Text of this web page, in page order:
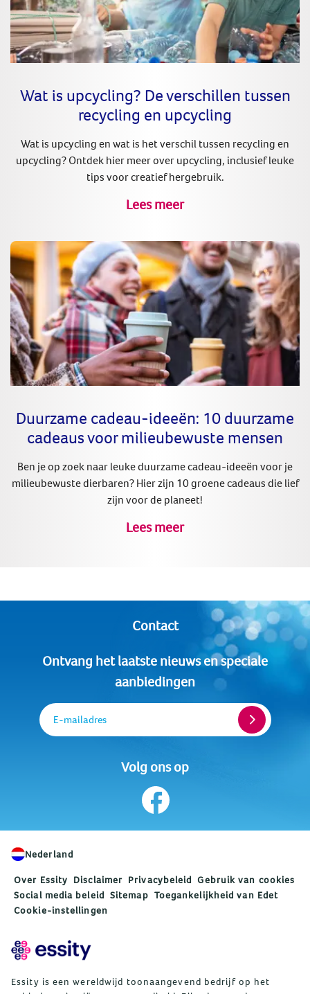
Wat is upcycling? De verschillen tussen
recycling en upcycling
Wat is upcycling en wat is het verschil tussen recycling en
upcycling? Ontdek hier meer over upcycling, inclusief leuke
tips voor creatief hergebruik.
Lees meer
Duurzame cadeau-ideeën: 10 duurzame
cadeaus voor milieubewuste mensen
Ben je op zoek naar leuke duurzame cadeau-ideeën voor je
milieubewuste dierbaren? Hier zijn 10 groene cadeaus die lief
zijn voor de planeet!
Lees meer
Contact
Ontvang het laatste nieuws en speciale
aanbiedingen
E-mailadres
Volg ons op
Nederland
Over Essity Disclaimer Privacybeleid Gebruik van cookies
Social media beleid Sitemap Toegankelijkheid van Edet
Cookie-instellingen
Essity is een wereldwijd toonaangevend bedrijf op het